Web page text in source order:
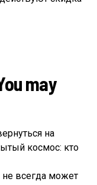
may
на
космос: кто
не всегда может